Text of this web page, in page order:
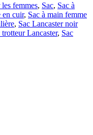
femmes, Sac, Sac à
en cuir, Sac à main femme
, Sac Lancaster noir
trotteur Lancaster, Sac